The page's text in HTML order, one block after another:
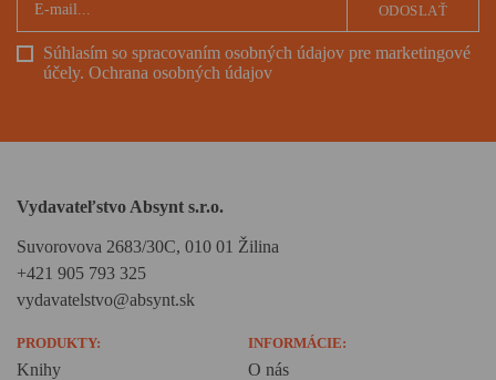
Súhlasím so spracovaním osobných údajov pre marketingové
účely. Ochrana osobných údajov
ODOSLAŤ
Vydavateľstvo Absynt s.r.o.
Suvorovova 2683/30C, 010 01 Žilina
+421 905 793 325
vydavatelstvo@absynt.sk
PRODUKTY:
Knihy
INFORMÁCIE:
O nás